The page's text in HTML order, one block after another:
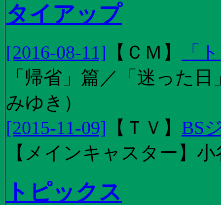
タイアップ
[2016-08-11] 【 ＣＭ 】
「
「帰省」篇／「迷った
みゆき）
[2015-11-09] 【 ＴＶ 】 BS
【メインキャスター】
トピックス